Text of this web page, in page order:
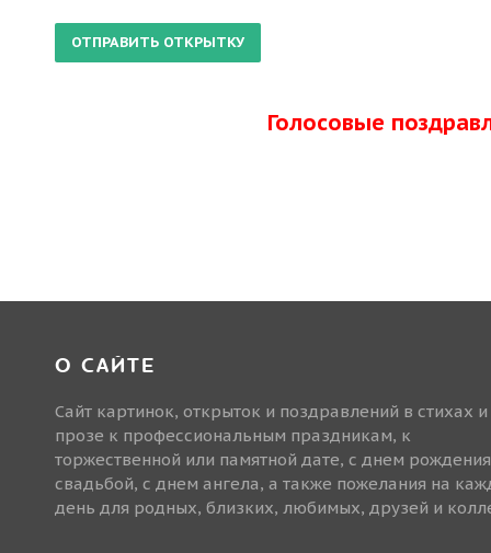
Голосовые
О САЙТЕ
Сайт картинок, открыток и поздравлений в стихах и
прозе к профессиональным праздникам, к
торжественной или памятной дате, с днем
свадьбой, с днем ангела, а также пожелания на
день для родных, близких, любимых, друзей и